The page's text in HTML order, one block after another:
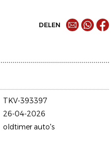
DELEN
TKV-393397
26-04-2026
oldtimer auto's